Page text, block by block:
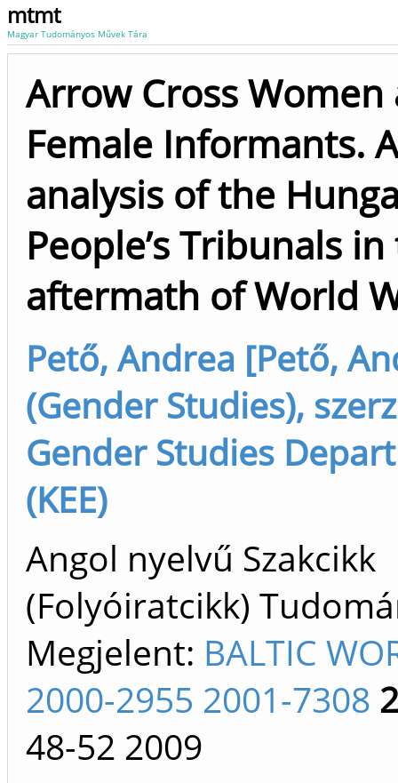
mtmt
Magyar Tudományos Művek Tára
Arrow Cross Women
Female Informants.
analysis of the
People’s Tribunals
aftermath of World
Pető, Andrea [Pető,
(Gender Studies),
Gender Studies
(KEE)
Angol nyelvű Szakcikk
(Folyóiratcikk)
Megjelent: BALTIC
2000-2955 2001-7308 2
48-52 2009